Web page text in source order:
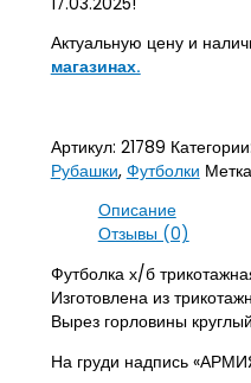
Актуальную цену и
магазинах.
Артикул: 21789 Категории:
Рубашки, Футболки
Описание
Отзывы (0)
Футболка х/б
Изготовлена из
Вырез горловины
На груди надпись